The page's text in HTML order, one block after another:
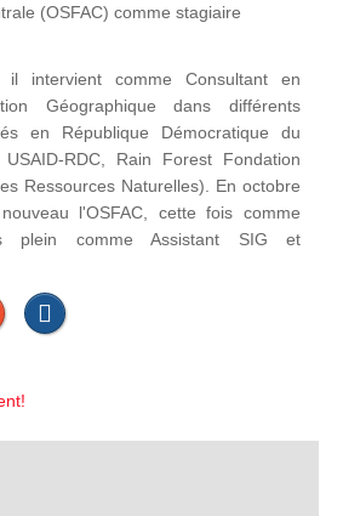
(OSFAC) comme stagiaire
intervient comme Consultant en
Géographique dans différents
en République Démocratique du
RDC, Rain Forest Fondation
Ressources Naturelles). En octobre
l'OSFAC, cette fois comme
plein comme Assistant SIG et